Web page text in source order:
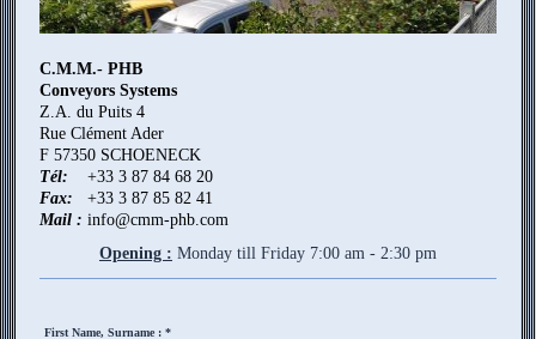
C.M.M.- PHB
Conveyors Systems
Z.A. du Puits 4
Rue Clément Ader
F 57350 SCHOENECK
Tél: +33 3 87 84 68 20
Fax: +33 3 87 85 82 41
Mail : info@cmm-phb.com
Opening : Monday till Friday 7:00 am - 2:30 pm
First Name, Surname : *